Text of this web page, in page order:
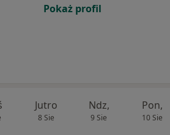
Pokaż profil
Jutro
8 Sie
Ndz,
9 Sie
Pon,
10 Sie